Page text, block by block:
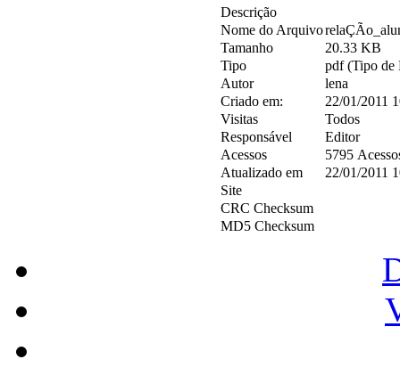
Descrição
Nome do Arquivo
Tamanho
20.33 KB
Tipo
pdf (Tipo de
Autor
lena
Criado em:
22/01/2011
Visitas
Todos
Responsável
Editor
Acessos
5795
Atualizado em
22/01/2011
Site
CRC Checksum
MD5 Checksum